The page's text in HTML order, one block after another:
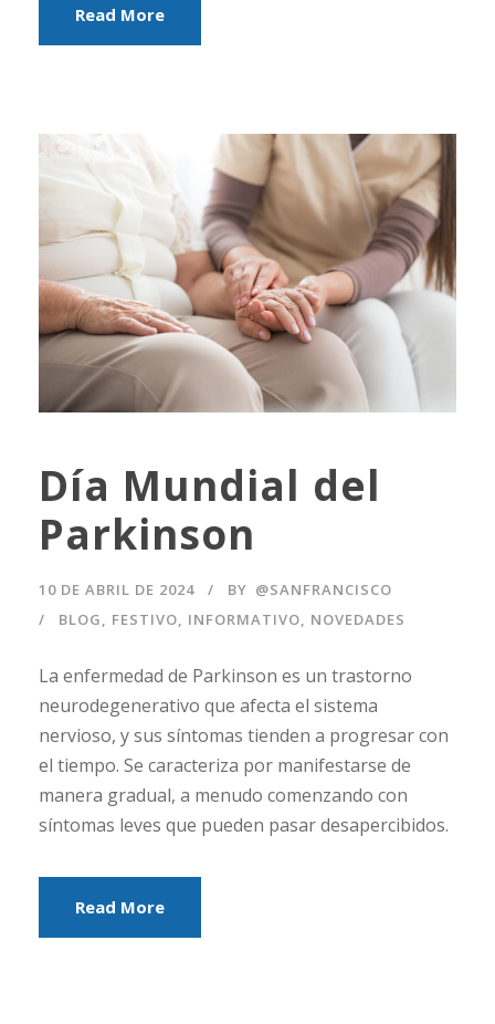
Read More
Día Mundial del
Parkinson
10 DE ABRIL DE 2024 BY @SANFRANCISCO
BLOG, FESTIVO, INFORMATIVO, NOVEDADES
La enfermedad de Parkinson es un trastorno
neurodegenerativo que afecta el sistema
nervioso, y sus síntomas tienden a progresar con
el tiempo. Se caracteriza por manifestarse de
manera gradual, a menudo comenzando con
síntomas leves que pueden pasar desapercibidos.
Read More